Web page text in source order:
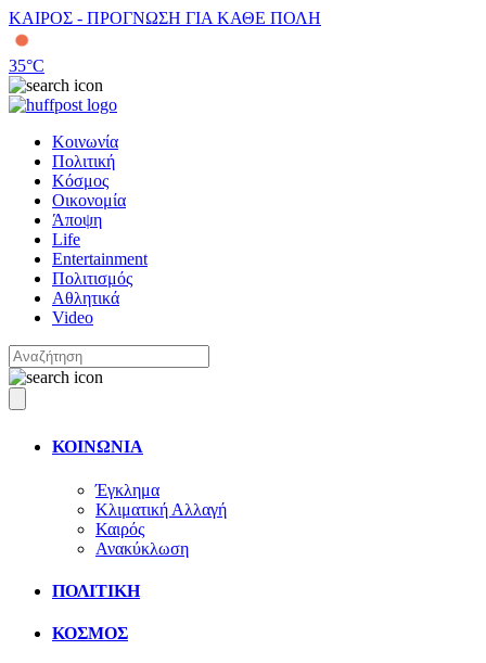
ΚΑΙΡΟΣ - ΠΡΟΓΝΩΣΗ ΓΙΑ ΚΑΘΕ ΠΟΛΗ
35°C
Κοινωνία
Πολιτική
Κόσμος
Οικονομία
Άποψη
Life
Entertainment
Πολιτισμός
Αθλητικά
Video
ΚΟΙΝΩΝΙΑ
Έγκλημα
Κλιματική Αλλαγή
Καιρός
Ανακύκλωση
ΠΟΛΙΤΙΚΗ
ΚΟΣΜΟΣ